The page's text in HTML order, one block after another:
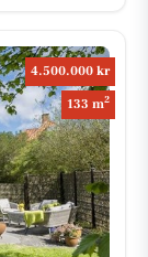
4.500.000 kr
133 m2